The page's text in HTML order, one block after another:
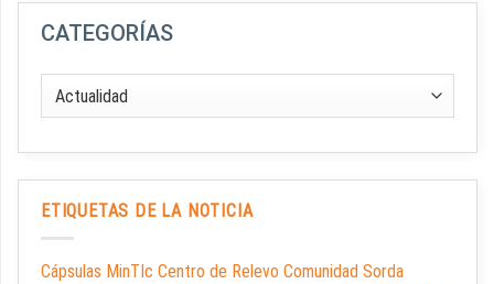
CATEGORÍAS
ETIQUETAS DE LA NOTICIA
Cápsulas MinTIc Centro de Relevo Comunidad Sorda